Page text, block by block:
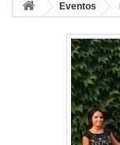
Eventos